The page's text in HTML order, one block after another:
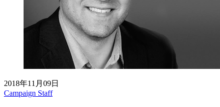
2018年11月09日
Campaign Staff